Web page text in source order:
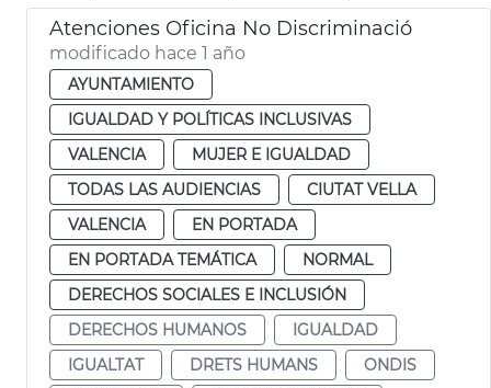
Atenciones Oficina No Discriminació
modificado hace 1 año
AYUNTAMIENTO
IGUALDAD Y POLÍTICAS INCLUSIVAS
VALENCIA
MUJER E IGUALDAD
TODAS LAS AUDIENCIAS
CIUTAT VELLA
VALENCIA
EN PORTADA
EN PORTADA TEMÁTICA
NORMAL
DERECHOS SOCIALES E INCLUSIÓN
DERECHOS HUMANOS
IGUALDAD
IGUALTAT
DRETS HUMANS
ONDIS